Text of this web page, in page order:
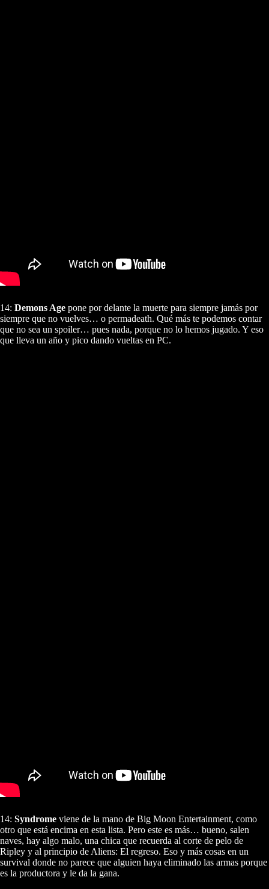
14: Demons Age pone por delante la muerte para siempre jamás por
siempre que no vuelves… o permadeath. Qué más te podemos contar
que no sea un spoiler… pues nada, porque no lo hemos jugado. Y eso
que lleva un año y pico dando vueltas en PC.
14: Syndrome viene de la mano de Big Moon Entertainment, como
otro que está encima en esta lista. Pero este es más… bueno, salen
naves, hay algo malo, una chica que recuerda al corte de pelo de
Ripley y al principio de Aliens: El regreso. Eso y más cosas en un
survival donde no parece que alguien haya eliminado las armas porque
es la productora y le da la gana.